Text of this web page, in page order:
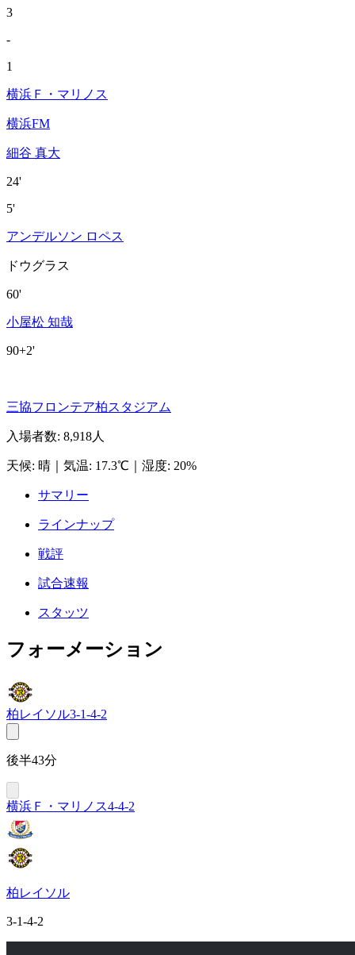
3
-
1
横浜Ｆ・マリノス
横浜FM
細谷 真大
24'
5'
アンデルソン ロペス
ドウグラス
60'
小屋松 知哉
90+2'
三協フロンテア柏スタジアム
入場者数: 8,918人
天候: 晴 気温: 17.3℃ 湿度: 20%
サマリー
ラインナップ
戦評
試合速報
スタッツ
フォーメーション
柏レイソル3-1-4-2
後半43分
横浜Ｆ・マリノス4-4-2
柏レイソル
3-1-4-2